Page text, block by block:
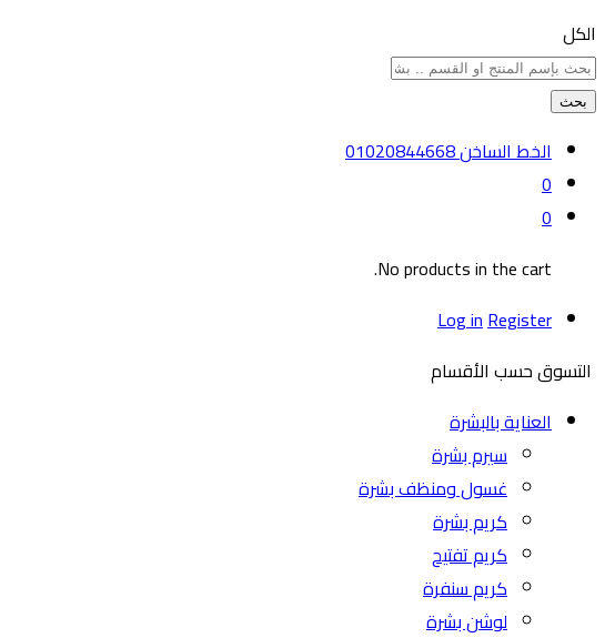
الكل
بحث
الخط الساخن01020844668
0
0
No products in the cart.
Log inRegister
التسوق حسب الأقسام
العناية بالبشرة
سيرم بشرة
غسول ومنظف بشرة
كريم بشرة
كريم تفتيح
كريم سنفرة
لوشن بشرة